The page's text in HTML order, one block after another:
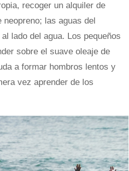
recoger un alquiler de
las aguas del
lado del agua. Los pequeños
sobre el suave oleaje de
a formar hombros lentos y
vez aprender de los